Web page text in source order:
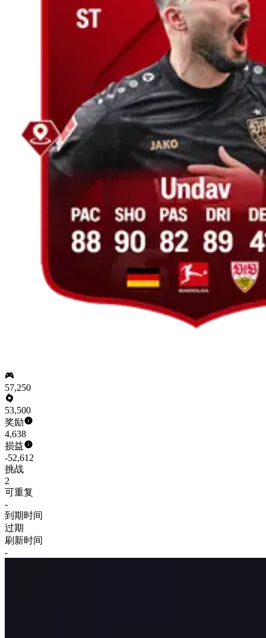
57,250
53,500
奖励
4,638
损益
-52,612
挑战
2
可重复
-
到期时间
过期
刷新时间
-